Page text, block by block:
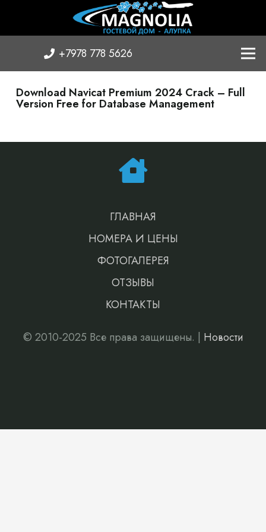
+7978 778 5626
Download Navicat Premium 2024 Crack – Full
Version Free for Database Management
ГЛАВНАЯ
НОМЕРА И ЦЕНЫ
ФОТОГАЛЕРЕЯ
ОТЗЫВЫ
КОНТАКТЫ
© 2010-2025 Все права защищены. | Новости